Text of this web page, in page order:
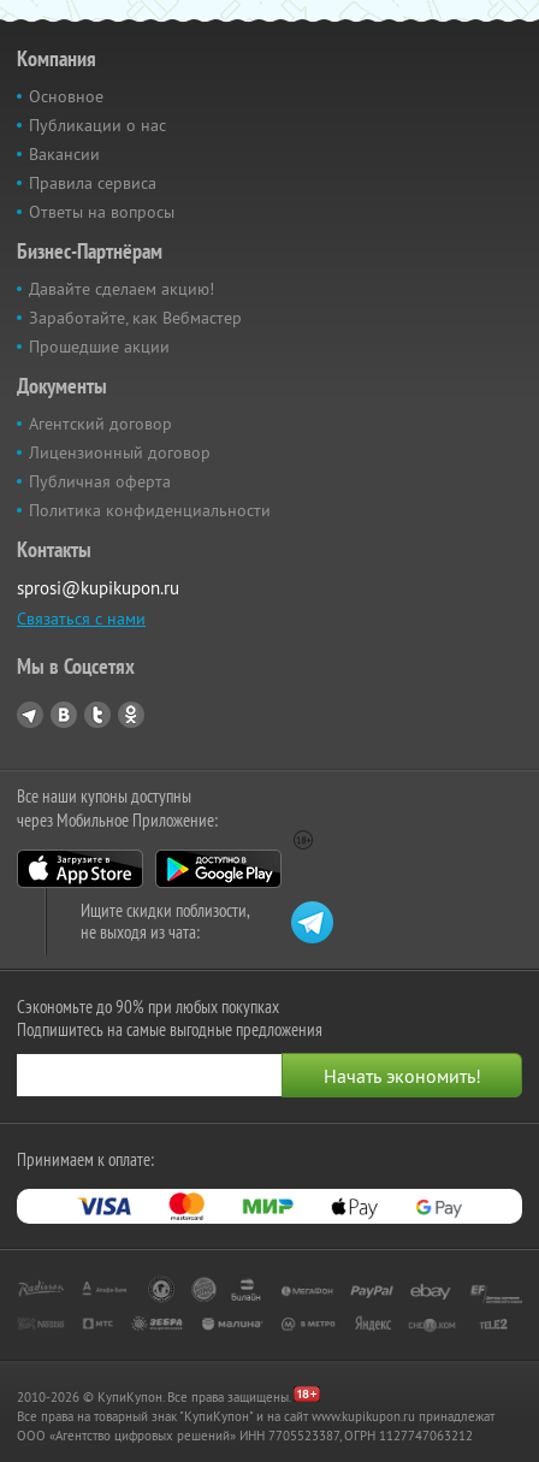
Компания
Основное
Публикации о нас
Вакансии
Правила сервиса
Ответы на вопросы
Бизнес-Партнёрам
Давайте сделаем акцию!
Заработайте, как Вебмастер
Прошедшие акции
Документы
Агентский договор
Лицензионный договор
Публичная оферта
Политика конфиденциальности
Контакты
sprosi@kupikupon.ru
Связаться с нами
Мы в Соцсетях
Все наши купоны доступны
через Мобильное Приложение:
Ищите скидки поблизости,
не выходя из чата:
Сэкономьте до 90% при любых покупках
Подпишитесь на самые выгодные предложения
Принимаем к оплате:
2010-2026 © КупиКупон. Все права защищены.
Все права на товарный знак "КупиКупон" и на сайт www.kupikupon.ru принадлежат
OOO «Агентство цифровых решений» ИНН 7705523387, ОГРН 1127747063212